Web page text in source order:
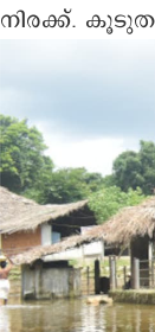
നിരക്ക്.